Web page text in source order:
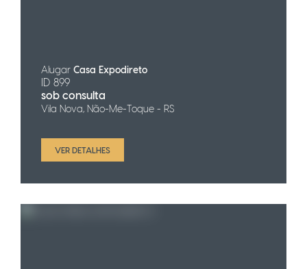
Alugar Casa Expodireto
ID 899
sob consulta
Vila Nova, Não-Me-Toque - RS
VER DETALHES